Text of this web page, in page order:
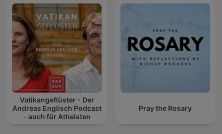
Vatikangeflüster - Der
Andreas Englisch Podcast
- auch für Atheisten
Pray the Rosary